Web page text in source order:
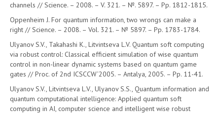
channels // Science. – 2008. – V. 321. – №. 5897. – Pp. 1812-1815.
Oppenheim J. For quantum information, two wrongs can make a
right // Science. – 2008. – Vol. 321. – № 5897. – Pp. 1783-1784.
Ulyanov S.V., Takahashi K., Litvintseva L.V. Quantum soft computing
via robust control: Classical efficient simulation of wise quantum
control in non-linear dynamic systems based on quantum game
gates // Proc. of 2nd ICSCCW’2005. – Antalya, 2005. – Pp. 11-41.
Ulyanov S.V., Litvintseva L.V., Ulyanov S.S., Quantum information and
quantum computational intelligence: Applied quantum soft
computing in AI, computer science and intelligent wise robust